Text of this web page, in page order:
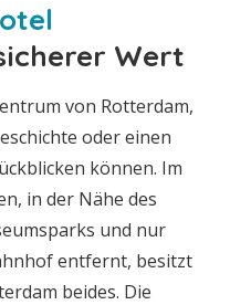
Wert
von Rotterdam,
oder einen
können. Im
in der Nähe des
und nur
entfernt, besitzt
beides. Die